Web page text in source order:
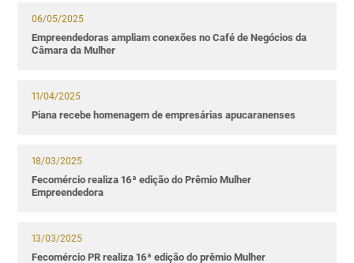
06/05/2025
Empreendedoras ampliam conexões no Café de Negócios da
Câmara da Mulher
11/04/2025
Piana recebe homenagem de empresárias apucaranenses
18/03/2025
Fecomércio realiza 16ª edição do Prêmio Mulher
Empreendedora
13/03/2025
Fecomércio PR realiza 16ª edição do prêmio Mulher